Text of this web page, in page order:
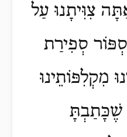
צִוִּיתָנוּ עַל
סְפִירַת
מִקְלִפּוֹתֵינוּ
שֶׁכָּתַבְתָּ